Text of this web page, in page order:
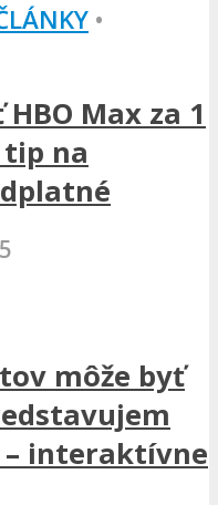
•
Max za 1
na
môže byť
interaktívne